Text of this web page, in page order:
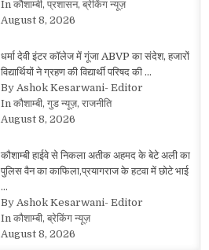
In कौशाम्बी, प्रशासन, ब्रेकिंग न्यूज़
August 8, 2026
धर्मा देवी इंटर कॉलेज में गूंजा ABVP का संदेश, हजारों
विद्यार्थियों ने ग्रहण की विद्यार्थी परिषद की …
By Ashok Kesarwani- Editor
In कौशाम्बी, गुड न्यूज़, राजनीति
August 8, 2026
कौशाम्बी हाईवे से निकला अतीक अहमद के बेटे अली का
पुलिस वैन का काफिला,प्रयागराज के हटवा में छोटे भाई
…
By Ashok Kesarwani- Editor
In कौशाम्बी, ब्रेकिंग न्यूज़
August 8, 2026